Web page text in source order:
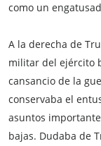
como un
A la derecha de
militar del ejército
cansancio de la
conservaba el
asuntos
bajas. Dudaba de